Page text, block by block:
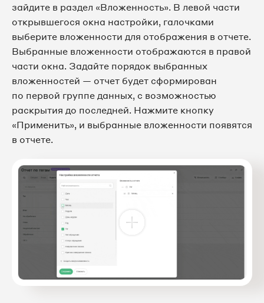
зайдите в раздел «Вложенность». В левой части
открывшегося окна настройки, галочками
выберите вложенности для отображения в отчете.
Выбранные вложенности отображаются в правой
части окна. Задайте порядок выбранных
вложенностей — отчет будет сформирован
по первой группе данных, с возможностью
раскрытия до последней. Нажмите кнопку
«Применить», и выбранные вложенности появятся
в отчете.